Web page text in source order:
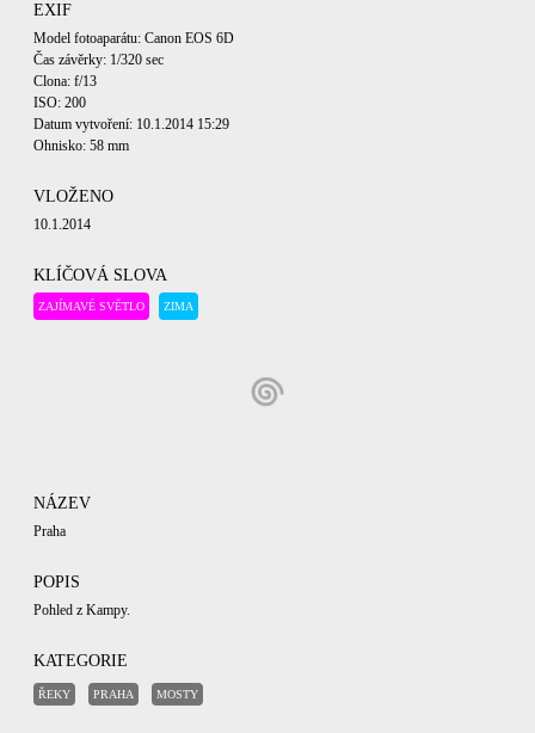
EXIF
Model fotoaparátu: Canon EOS 6D
Čas závěrky: 1/320 sec
Clona: f/13
ISO: 200
Datum vytvoření: 10.1.2014 15:29
Ohnisko: 58 mm
VLOŽENO
10.1.2014
KLÍČOVÁ SLOVA
ZAJÍMAVÉ SVĚTLO ZIMA
NÁZEV
Praha
POPIS
Pohled z Kampy.
KATEGORIE
ŘEKY PRAHA MOSTY